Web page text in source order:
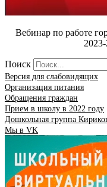
Вебинар по работе
Поиск
Версия для слабовидящих
Организация питания
Обращения граждан
Прием в школу в 2022 году
Дошкольная группа
Мы в VK